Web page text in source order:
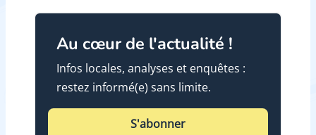
Au cœur de l'actualité !
Infos locales, analyses et enquêtes :
restez informé(e) sans limite.
S'abonner